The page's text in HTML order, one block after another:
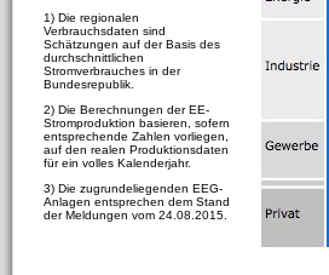
1) Die regionalen
Verbrauchsdaten sind
Schätzungen auf der Basis des
durchschnittlichen
Stromverbrauches in der
Bundesrepublik.
2) Die Berechnungen der EE-
Stromproduktion basieren, sofern
entsprechende Zahlen vorliegen,
auf den realen Produktionsdaten
für ein volles Kalenderjahr.
3) Die zugrundeliegenden EEG-
Anlagen entsprechen dem Stand
der Meldungen vom 24.08.2015.